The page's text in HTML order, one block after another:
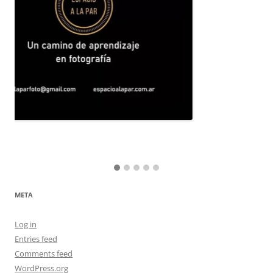
META
Log in
Entries feed
Comments feed
WordPress.org